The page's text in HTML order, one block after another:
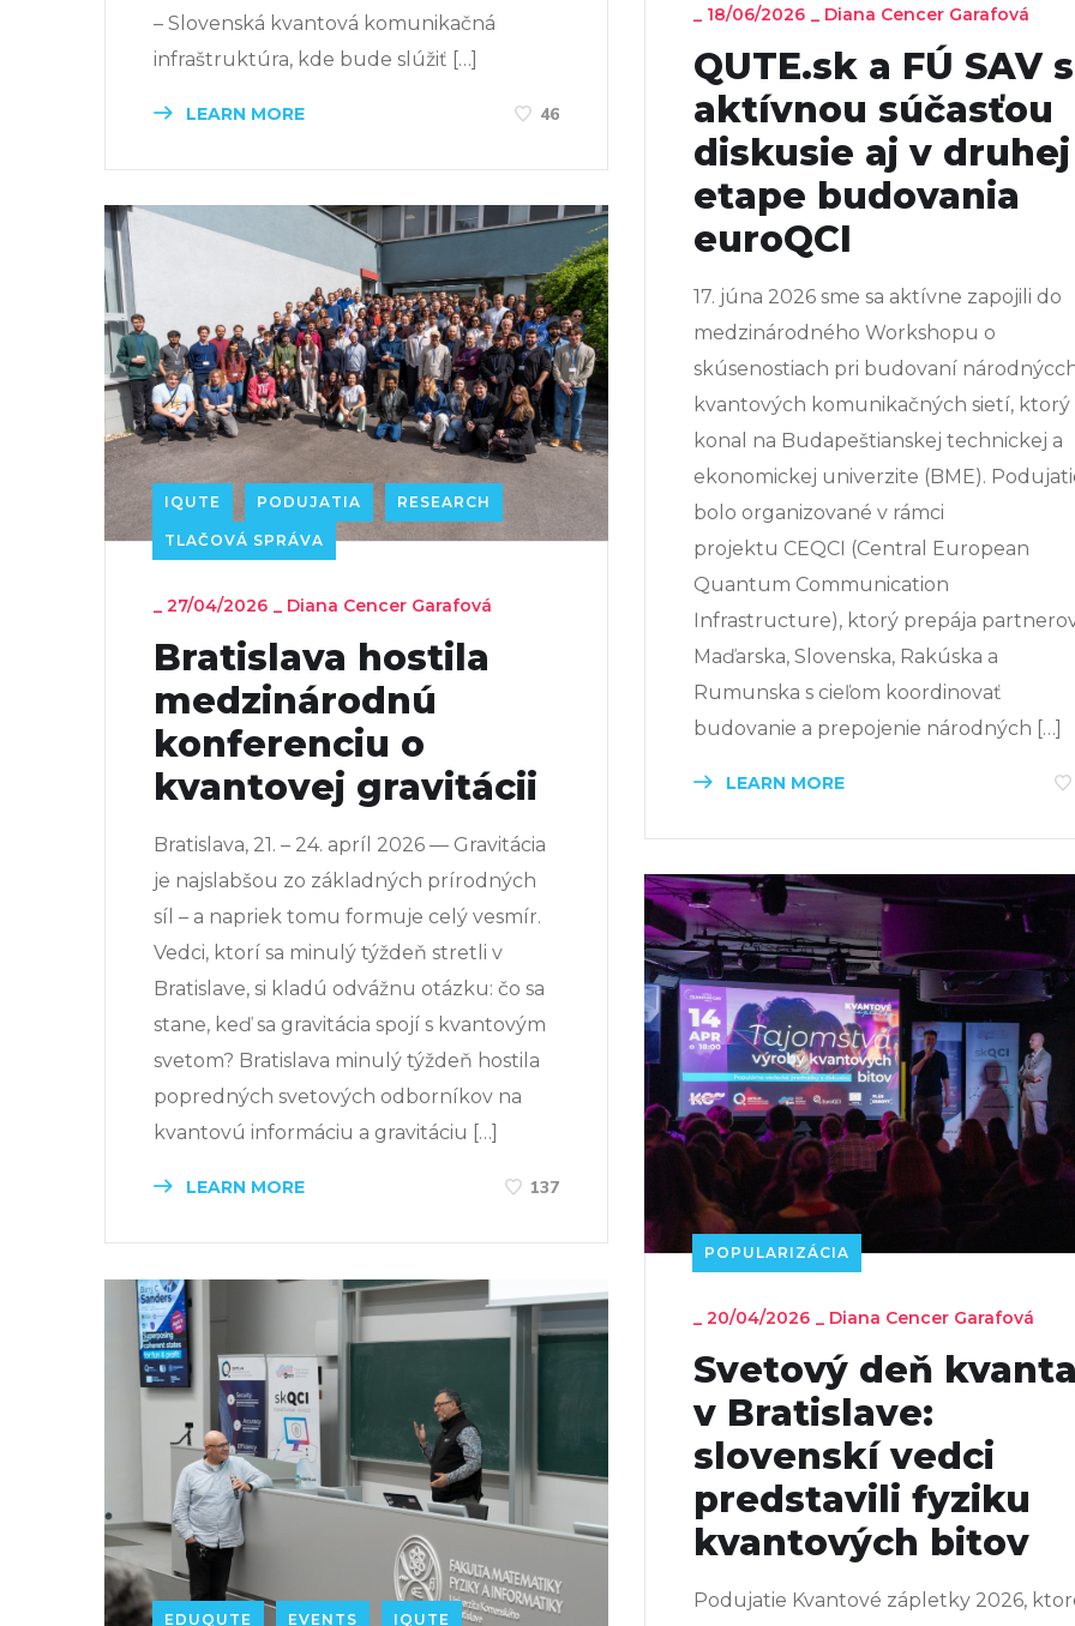
– Slovenská kvantová komunikačná
infraštruktúra, kde bude slúžiť […]
LEARN MORE 46
_ 18/06/2026 _ Diana Cencer Garafová
QUTE.sk a FÚ SAV
aktívnou súčasťou
diskusie aj v druhej
etape budovania
euroQCI
17. júna 2026 sme sa aktívne zapojili do
medzinárodného Workshopu o
skúsenostiach pri budovaní
kvantových komunikačných sietí, ktorý
konal na Budapeštianskej technickej a
ekonomickej univerzite (BME).
bolo organizované v rámci
projektu CEQCI (Central European
Quantum Communication
Infrastructure), ktorý prepája
Maďarska, Slovenska, Rakúska a
Rumunska s cieľom koordinovať
budovanie a prepojenie národných […]
LEARN MORE
IQUTE PODUJATIA RESEARCH
TLAČOVÁ SPRÁVA
_ 27/04/2026 _ Diana Cencer Garafová
Bratislava hostila
medzinárodnú
konferenciu o
kvantovej gravitácii
Bratislava, 21. – 24. apríl 2026 — Gravitácia
je najslabšou zo základných prírodných
síl – a napriek tomu formuje celý vesmír.
Vedci, ktorí sa minulý týždeň stretli v
Bratislave, si kladú odvážnu otázku: čo sa
stane, keď sa gravitácia spojí s kvantovým
svetom? Bratislava minulý týždeň hostila
popredných svetových odborníkov na
kvantovú informáciu a gravitáciu […]
LEARN MORE 137
POPULARIZÁCIA
_ 20/04/2026 _ Diana Cencer Garafová
Svetový deň
v Bratislave:
slovenskí vedci
predstavili fyziku
kvantových bitov
Podujatie Kvantové zápletky 2026,
EDUQUTE EVENTS IQUTE